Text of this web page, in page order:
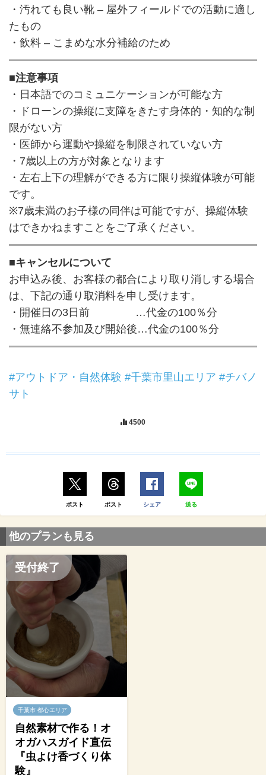
・汚れても良い靴 – 屋外フィールドでの活動に適し
たもの
・飲料 – こまめな水分補給のため
■注意事項
・日本語でのコミュニケーションが可能な方
・ドローンの操縦に支障をきたす身体的・知的な制
限がない方
・医師から運動や操縦を制限されていない方
・7歳以上の方が対象となります
・左右上下の理解ができる方に限り操縦体験が可能
です。
※7歳未満のお子様の同伴は可能ですが、操縦体験
はできかねますことをご了承ください。
■キャンセルについて
お申込み後、お客様の都合により取り消しする場合
は、下記の通り取消料を申し受けます。
・開催日の3日前 …代金の100％分
・無連絡不参加及び開始後…代金の100％分
#アウトドア・自然体験 #千葉市里山エリア #チバノ
サト
4500
ポスト ポスト シェア 送る
他のプランも見る
受付終了
千葉市 都心エリア
自然素材で作る！オ
オガハスガイド直伝
『虫よけ香づくり体
験』